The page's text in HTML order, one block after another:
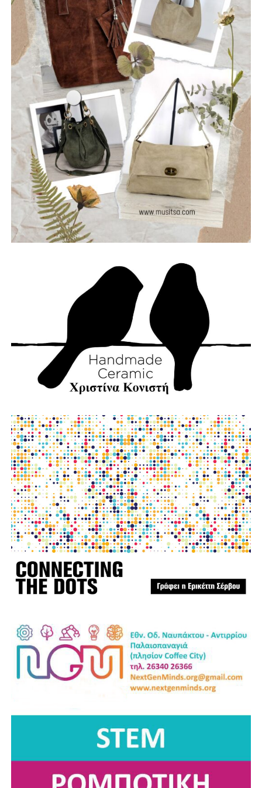
τη σιωπή και να αφήσουν το φως να περάσει μέσα από τις
ρωγμές της καθημερινότητας. Με ήχο που ισορροπεί
ανάμεσα στο εναλλακτικό ροκ, τον ελληνικό στίχο και την
ωμή ενέργεια της σκηνής, οι Ρωγμές δημιουργούν
μουσική που μιλά για την κοινωνία, τις εσωτερικές μάχες
και την ανάγκη για αλήθεια.
Μέλη του συγκροτήματος: Ανδρεόπουλος Αντώνης –
Φωνή & Κιθάρα, Σαράντης Δημήτρης – Κιθάρα, Νικολάου
Θωμάς – Μπάσο, Μηλιώνης Γρηγόρης – Τύμπανα.